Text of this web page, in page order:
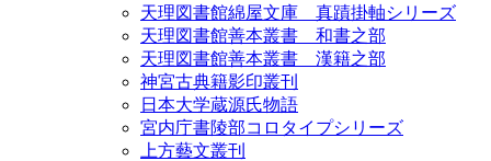
天理図書館綿屋文庫 真蹟掛軸シリーズ
天理図書館善本叢書 和書之部
天理図書館善本叢書 漢籍之部
神宮古典籍影印叢刊
日本大学蔵源氏物語
宮内庁書陵部コロタイプシリーズ
上方藝文叢刊